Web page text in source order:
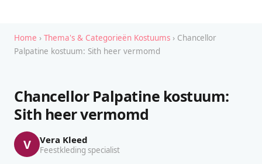
Home › Thema's & Categorieën Kostuums › Chancellor
Palpatine kostuum: Sith heer vermomd
Chancellor Palpatine kostuum:
Sith heer vermomd
V Vera Kleed
Feestkleding specialist